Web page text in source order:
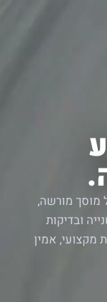
מוסך מורשה,
ובדיקות
מקצועי, אמין